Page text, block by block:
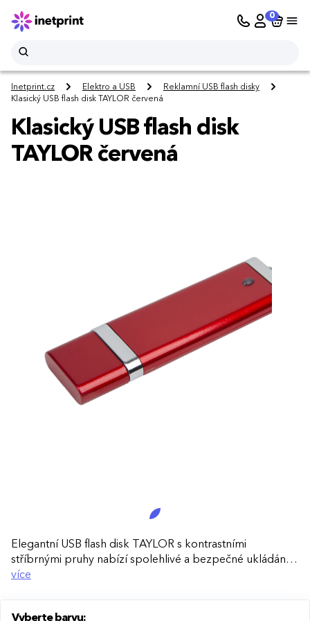
0
Inetprint.cz Elektro a USB
Reklamní USB flash disky
Klasický USB flash disk TAYLOR červená
Klasický USB flash disk
TAYLOR červená
Elegantní USB flash disk TAYLOR s kontrastními
stříbrnými pruhy nabízí spolehlivé a bezpečné ukládání
vašich dat. Ideální pro každodenní použití i jako
více
Vyberte barvu: